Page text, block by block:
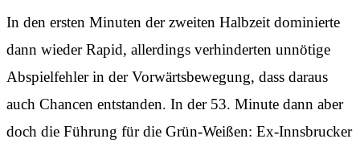
In den ersten Minuten der zweiten Halbzeit dominierte
dann wieder Rapid, allerdings verhinderten unnötige
Abspielfehler in der Vorwärtsbewegung, dass daraus
auch Chancen entstanden. In der 53. Minute dann aber
doch die Führung für die Grün-Weißen: Ex-Innsbrucker